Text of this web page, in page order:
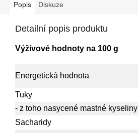
Popis Diskuze
Detailní popis produktu
Výživové hodnoty na 100 g
Energetická hodnota
Tuky
- z toho nasycené mastné kyseliny
Sacharidy